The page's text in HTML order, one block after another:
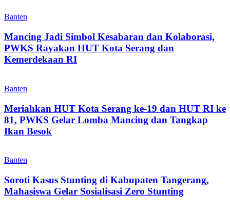
Banten
Mancing Jadi Simbol Kesabaran dan Kolaborasi,
PWKS Rayakan HUT Kota Serang dan
Kemerdekaan RI
Banten
Meriahkan HUT Kota Serang ke-19 dan HUT RI ke
81, PWKS Gelar Lomba Mancing dan Tangkap
Ikan Besok
Banten
Soroti Kasus Stunting di Kabupaten Tangerang,
Mahasiswa Gelar Sosialisasi Zero Stunting